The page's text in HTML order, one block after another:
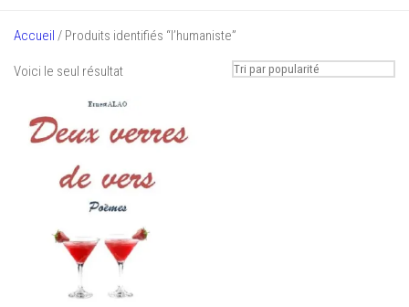
Accueil / Produits identifiés “l’humaniste”
Voici le seul résultat